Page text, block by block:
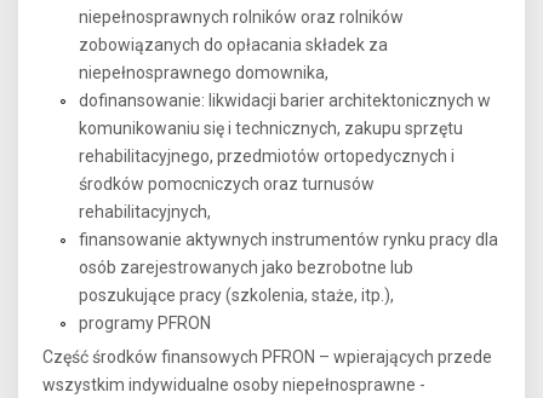
niepełnosprawnych rolników oraz rolników
zobowiązanych do opłacania składek za
niepełnosprawnego domownika,
dofinansowanie: likwidacji barier architektonicznych w
komunikowaniu się i technicznych, zakupu sprzętu
rehabilitacyjnego, przedmiotów ortopedycznych i
środków pomocniczych oraz turnusów
rehabilitacyjnych,
finansowanie aktywnych instrumentów rynku pracy dla
osób zarejestrowanych jako bezrobotne lub
poszukujące pracy (szkolenia, staże, itp.),
programy PFRON
Część środków finansowych PFRON – wpierających przede
wszystkim indywidualne osoby niepełnosprawne -